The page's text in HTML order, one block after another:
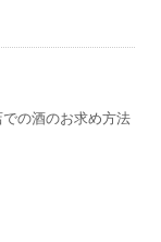
の酒のお求め方法